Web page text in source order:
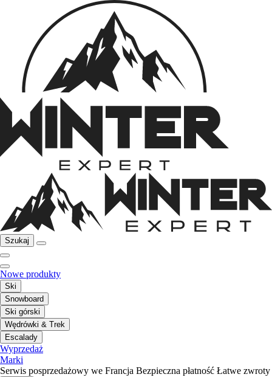
Szukaj
Nowe produkty
Ski
Snowboard
Ski górski
Wędrówki & Trek
Escalady
Wyprzedaż
Marki
Serwis posprzedażowy we Francja Bezpieczna płatność Łatwe zwroty